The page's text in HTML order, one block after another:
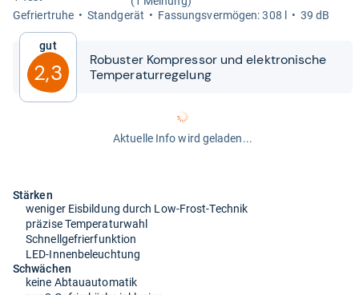
Gefrier­truhe
Stand­ge­rät Fas­sungs­ver­mö­gen: 308 l 39 dB
Gut
2,3
Robus­ter Kom­pres­sor und elek­tro­ni­sche
Tem­pe­ra­tur­re­ge­lung
Aktuelle Info wird geladen...
Stärken
weniger Eisbildung durch Low-Frost-Technik
präzise Temperaturwahl
Schnellgefrierfunktion
LED-Innenbeleuchtung
Schwächen
keine Abtauautomatik